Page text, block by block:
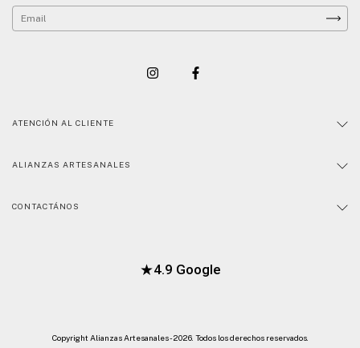
ATENCIÓN AL CLIENTE
ALIANZAS ARTESANALES
CONTACTÁNOS
★4.9 Google
Copyright Alianzas Artesanales - 2026. Todos los derechos reservados.